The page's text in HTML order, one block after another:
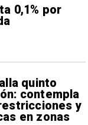
0,1% por
quinto
contempla
y
en zonas